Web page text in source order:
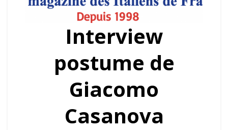
Interview
postume de
Giacomo
Casanova